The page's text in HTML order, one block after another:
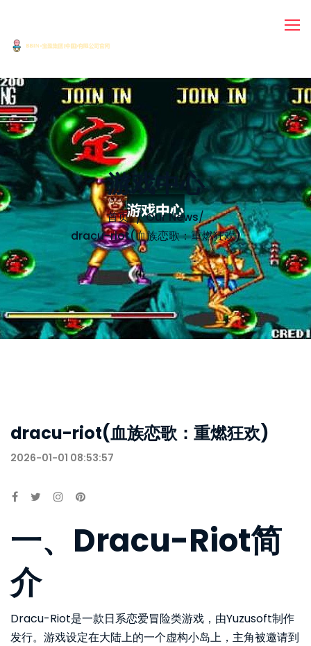
游戏中心
首页 Our News/
dracu-riot(血族恋歌：重燃狂欢)
dracu-riot(血族恋歌：重燃狂欢)
2026-01-01 08:53:57
一、Dracu-Riot简
介
Dracu-Riot是一款日系恋爱冒险类游戏，由Yuzusoft制作
发行。游戏设定在大陆上的一个虚构小岛上，主角被邀请到